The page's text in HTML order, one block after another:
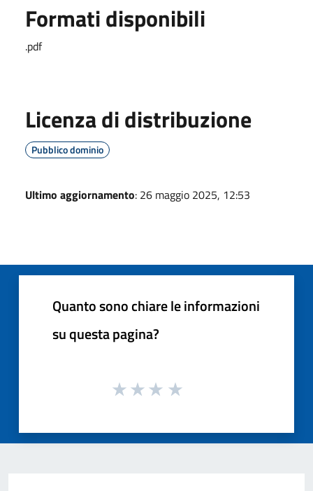
Formati disponibili
.pdf
Licenza di distribuzione
Pubblico dominio
Ultimo aggiornamento: 26 maggio 2025, 12:53
Quanto sono chiare le informazioni
su questa pagina?